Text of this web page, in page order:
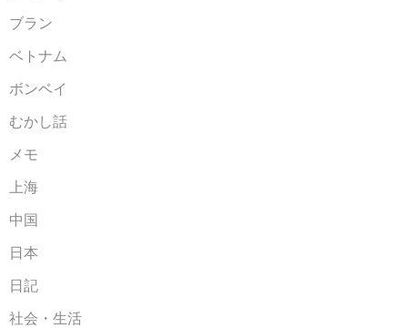
ブラン
ベトナム
ボンベイ
むかし話
メモ
上海
中国
日本
日記
社会・生活